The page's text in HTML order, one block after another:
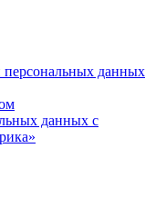
данных
данных с